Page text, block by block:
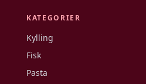
KATEGORIER
Kylling
Fisk
Pasta